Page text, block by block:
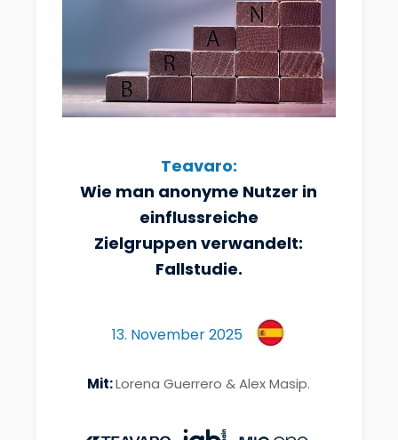
Teavaro:
Wie man anonyme Nutzer in
einflussreiche
Zielgruppen verwandelt:
Fallstudie.
13. November 2025
Mit:Lorena Guerrero & Alex Masip.